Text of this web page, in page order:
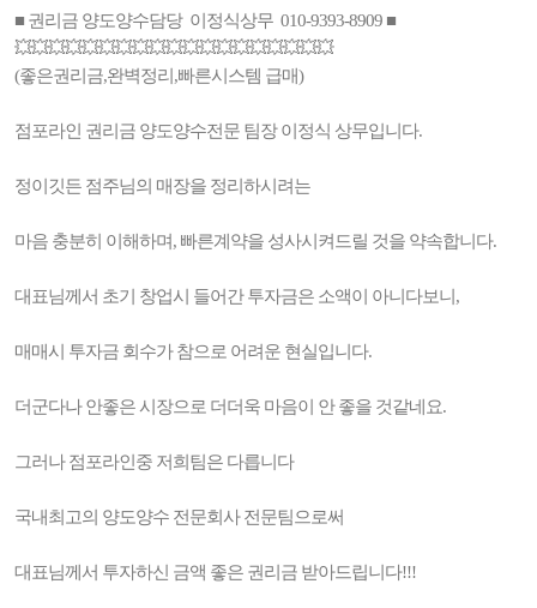
■ 권리금 양도양수담당 이정식상무 010-9393-8909 ■
💥💥💥💥💥💥💥💥💥💥💥💥💥💥💥💥💥💥💥
(좋은권리금,완벽정리,빠른시스템 급매)
점포라인 권리금 양도양수전문 팀장 이정식 상무입니다.
정이깃든 점주님의 매장을 정리하시려는
마음 충분히 이해하며, 빠른계약을 성사시켜드릴 것을 약속합니다.
대표님께서 초기 창업시 들어간 투자금은 소액이 아니다보니,
매매시 투자금 회수가 참으로 어려운 현실입니다.
더군다나 안좋은 시장으로 더더욱 마음이 안 좋을 것같네요.
그러나 점포라인중 저희팀은 다릅니다
국내최고의 양도양수 전문회사 전문팀으로써
대표님께서 투자하신 금액 좋은 권리금 받아드립니다!!!